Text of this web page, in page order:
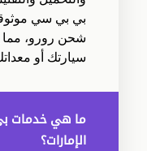
بي بي سي
شحن رورو، مما
سيارتك أو
ما هي خدمات
الإمارات؟